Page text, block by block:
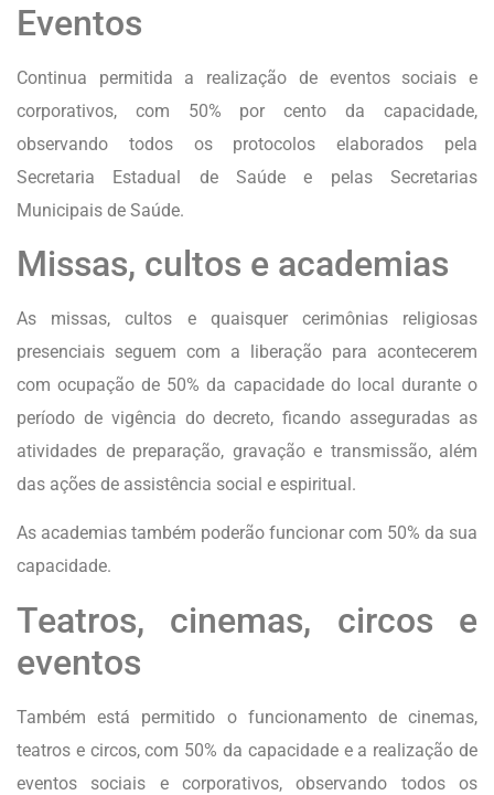
Eventos
Continua permitida a realização de eventos sociais e
corporativos, com 50% por cento da capacidade,
observando todos os protocolos elaborados pela
Secretaria Estadual de Saúde e pelas Secretarias
Municipais de Saúde.
Missas, cultos e academias
As missas, cultos e quaisquer cerimônias religiosas
presenciais seguem com a liberação para acontecerem
com ocupação de 50% da capacidade do local durante o
período de vigência do decreto, ficando asseguradas as
atividades de preparação, gravação e transmissão, além
das ações de assistência social e espiritual.
As academias também poderão funcionar com 50% da sua
capacidade.
Teatros, cinemas, circos e
eventos
Também está permitido o funcionamento de cinemas,
teatros e circos, com 50% da capacidade e a realização de
eventos sociais e corporativos, observando todos os